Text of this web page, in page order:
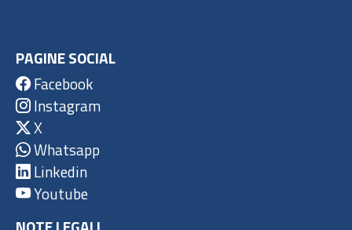
PAGINE SOCIAL
Facebook
Instagram
X
Whatsapp
Linkedin
Youtube